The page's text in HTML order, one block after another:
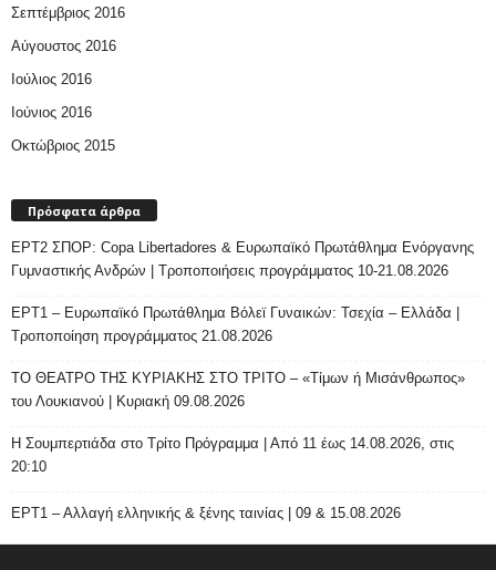
Σεπτέμβριος 2016
Αύγουστος 2016
Ιούλιος 2016
Ιούνιος 2016
Οκτώβριος 2015
Πρόσφατα άρθρα
ΕΡΤ2 ΣΠΟΡ: Copa Libertadores & Ευρωπαϊκό Πρωτάθλημα Ενόργανης
Γυμναστικής Ανδρών | Τροποποιήσεις προγράμματος 10-21.08.2026
ΕΡΤ1 – Ευρωπαϊκό Πρωτάθλημα Βόλεϊ Γυναικών: Τσεχία – Ελλάδα |
Τροποποίηση προγράμματος 21.08.2026
ΤΟ ΘΕΑΤΡΟ ΤΗΣ ΚΥΡΙΑΚΗΣ ΣΤΟ ΤΡΙΤΟ – «Τίμων ή Μισάνθρωπος»
του Λουκιανού | Κυριακή 09.08.2026
H Σουμπερτιάδα στο Τρίτο Πρόγραμμα | Από 11 έως 14.08.2026, στις
20:10
ΕΡΤ1 – Αλλαγή ελληνικής & ξένης ταινίας | 09 & 15.08.2026